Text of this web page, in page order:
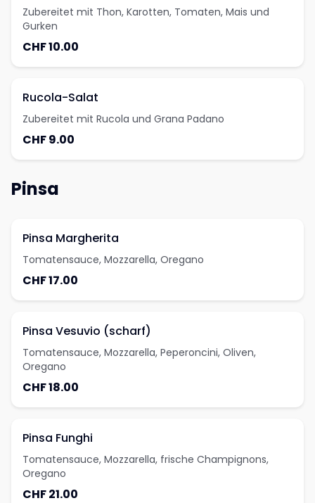
Zubereitet mit Thon, Karotten, Tomaten, Mais und
Gurken
CHF 10.00
Rucola-Salat
Zubereitet mit Rucola und Grana Padano
CHF 9.00
Pinsa
Pinsa Margherita
Tomatensauce, Mozzarella, Oregano
CHF 17.00
Pinsa Vesuvio (scharf)
Tomatensauce, Mozzarella, Peperoncini, Oliven,
Oregano
CHF 18.00
Pinsa Funghi
Tomatensauce, Mozzarella, frische Champignons,
Oregano
CHF 21.00